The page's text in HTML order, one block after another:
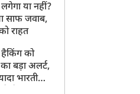
या नहीं?
साफ जवाब,
राहत
को
बड़ा अलर्ट,
भारतीयों